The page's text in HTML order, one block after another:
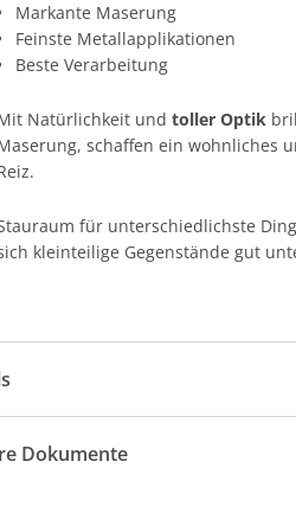
Markante Maserung
Feinste Metallapplikationen
Beste Verarbeitung
Natürlichkeit und toller Optik
schaffen ein wohnliches
für unterschiedlichste
kleinteilige Gegenstände gut
Dokumente